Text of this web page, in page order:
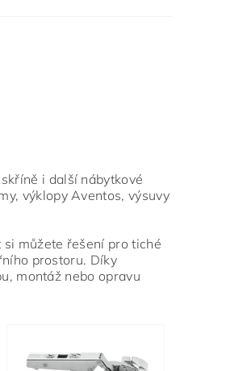
i další nábytkové
výklopy Aventos, výsuvy
můžete řešení pro tiché
prostoru. Díky
montáž nebo opravu